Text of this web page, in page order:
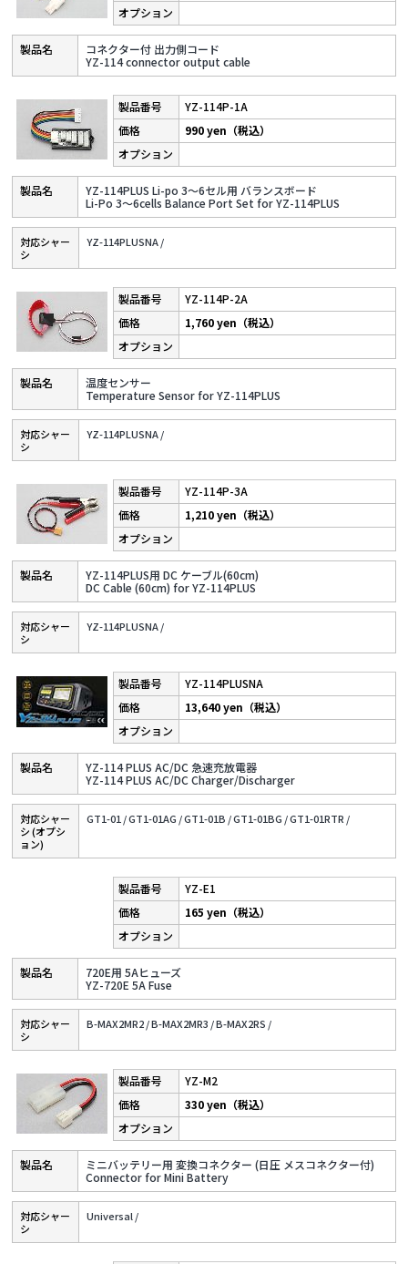
コネクター付 出力側コード
YZ-114 connector output cable
YZ-114P-1A
YZ-114PLUS Li-po 3～6セル用 バランスボード
Li-Po 3～6cells Balance Port Set for YZ-114PLUS
990 yen（税込）
対応シャー
シ
YZ-114PLUSNA /
YZ-114P-2A
温度センサー
Temperature Sensor for YZ-114PLUS
1,760 yen（税込）
対応シャー
シ
YZ-114PLUSNA /
YZ-114P-3A
YZ-114PLUS用 DC ケーブル(60cm)
DC Cable (60cm) for YZ-114PLUS
1,210 yen（税込）
対応シャー
シ
YZ-114PLUSNA /
YZ-114PLUSNA
YZ-114 PLUS AC/DC 急速充放電器
YZ-114 PLUS AC/DC Charger/Discharger
13,640 yen（税込）
対応シャー
シ (オプシ
ョン)
GT1-01 /GT1-01AG /GT1-01B /GT1-01BG /GT1-01RTR /
YZ-E1
720E用 5Aヒューズ
YZ-720E 5A Fuse
165 yen（税込）
対応シャー
シ
B-MAX2MR2 /B-MAX2MR3 /B-MAX2RS /
YZ-M2
ミニバッテリー用 変換コネクター (日圧 メスコネクター付)
Connector for Mini Battery
330 yen（税込）
対応シャー
シ
Universal /